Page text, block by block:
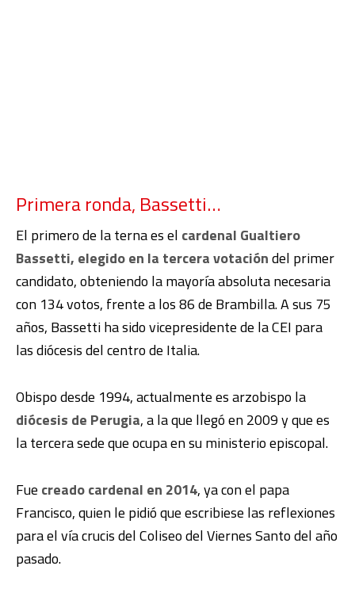
Primera ronda, Bassetti…
El primero de la terna es el cardenal Gualtiero
Bassetti, elegido en la tercera votacióndel primer
candidato, obteniendo la mayoría absoluta necesaria
con 134 votos, frente a los 86 de Brambilla. A sus 75
años, Bassetti ha sido vicepresidente de la CEI para
las diócesis del centro de Italia.
Obispo desde 1994, actualmente es arzobispo la
diócesis de Perugia, a la que llegó en 2009 y que es
la tercera sede que ocupa en su ministerio episcopal.
Fue creado cardenal en 2014, ya con el papa
Francisco, quien le pidió que escribiese las reflexiones
para el vía crucis del Coliseo del Viernes Santo del año
pasado.